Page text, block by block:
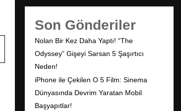
Son Gönderiler
Nolan Bir Kez Daha Yaptı! “The
Odyssey” Gişeyi Sarsan 5 Şaşırtıcı
Neden!
iPhone ile Çekilen O 5 Film: Sinema
Dünyasında Devrim Yaratan Mobil
Başyapıtlar!